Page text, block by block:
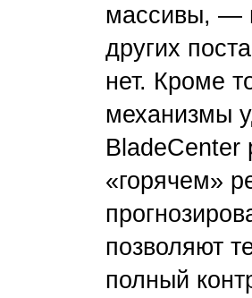
массивы, —
других
нет. Кроме
механизмы
BladeCenter
«горячем»
позволяют
полный